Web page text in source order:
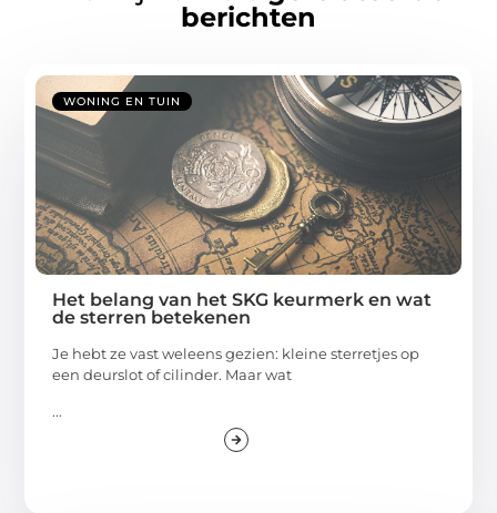
berichten
WONING EN TUIN
Het belang van het SKG keurmerk en wat
de sterren betekenen
Je hebt ze vast weleens gezien: kleine sterretjes op
een deurslot of cilinder. Maar wat
...